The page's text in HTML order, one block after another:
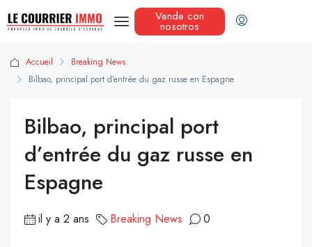
Vende con
nosotros
Accueil
Breaking News
Bilbao, principal port d’entrée du gaz russe en Espagne
Bilbao, principal port
d’entrée du gaz russe en
Espagne
il y a 2 ans Breaking News 0